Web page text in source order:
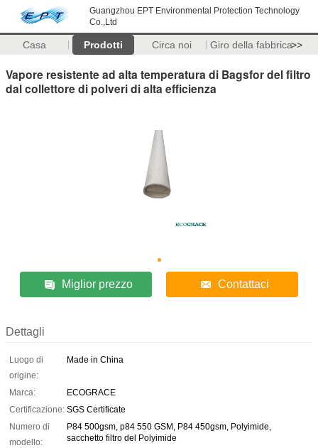
Guangzhou EPT Environmental Protection Technology
Co.,Ltd
Casa Prodotti Circa noi Giro della fabbrica>>
Vapore resistente ad alta temperatura di Bagsfor del filtro
dal collettore di polveri di alta efficienza
Miglior prezzo Contattaci
Dettagli
Luogo di
origine:
Made in China
Marca:
ECOGRACE
Certificazione: SGS Certificate
Numero di
modello:
P84 500gsm, p84 550 GSM, P84 450gsm, Polyimide,
sacchetto filtro del Polyimide